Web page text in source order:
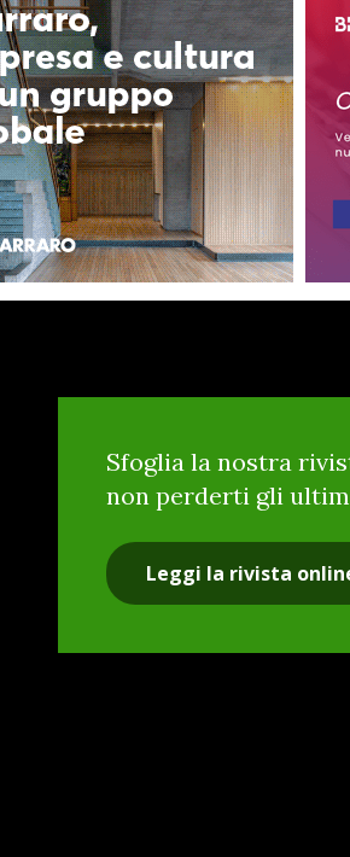
Sfoglia la nostra
non perderti gli
Leggi la rivista